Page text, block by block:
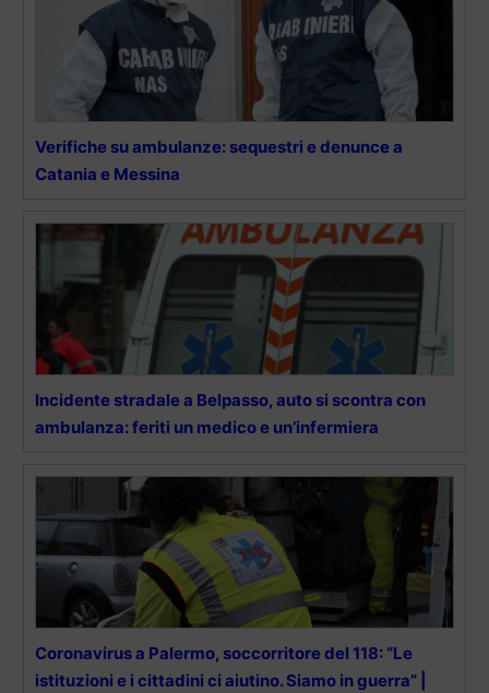
Verifiche su ambulanze: sequestri e denunce a
Catania e Messina
Incidente stradale a Belpasso, auto si scontra con
ambulanza: feriti un medico e un’infermiera
Coronavirus a Palermo, soccorritore del 118: “Le
istituzioni e i cittadini ci aiutino. Siamo in guerra” |